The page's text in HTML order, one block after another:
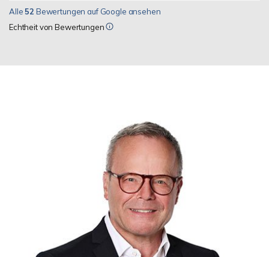
Alle 52 Bewertungen auf Google ansehen
Echtheit von Bewertungen